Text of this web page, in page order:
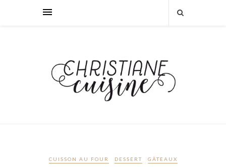
CUISSON AU FOUR DESSERT GÂTEAUX